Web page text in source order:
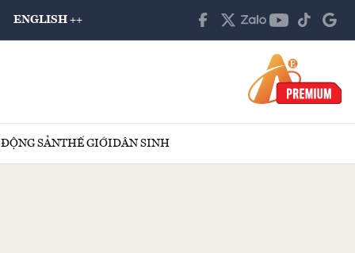
ENGLISH ++
SẢNTHẾ GIỚIDÂN SINH